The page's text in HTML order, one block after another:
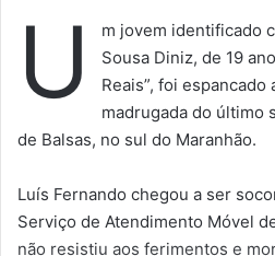
U
m jovem identificado
Sousa Diniz, de 19
Reais”, foi espancado
madrugada do último
de Balsas, no sul do Maranhão.
Luís Fernando chegou a ser
Serviço de Atendimento Móvel
não resistiu aos ferimentos e